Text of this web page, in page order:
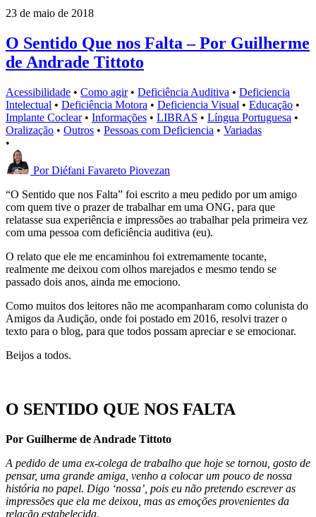
23 de maio de 2018
O Sentido Que nos Falta – Por Guilherme
de Andrade Tittoto
Acessibilidade • Como agir • Deficiência Auditiva • Deficiencia
Intelectual • Deficiência Motora • Deficiencia Visual • Educação •
Implante Coclear • Informações • LIBRAS • Língua Portuguesa •
Oralização • Outros • Pessoas com Deficiencia • Variadas
•
Por Diéfani Favareto Piovezan
“O Sentido que nos Falta” foi escrito a meu pedido por um amigo
com quem tive o prazer de trabalhar em uma ONG, para que
relatasse sua experiência e impressões ao trabalhar pela primeira vez
com uma pessoa com deficiência auditiva (eu).
O relato que ele me encaminhou foi extremamente tocante,
realmente me deixou com olhos marejados e mesmo tendo se
passado dois anos, ainda me emociono.
Como muitos dos leitores não me acompanharam como colunista do
Amigos da Audição, onde foi postado em 2016, resolvi trazer o
texto para o blog, para que todos possam apreciar e se emocionar.
Beijos a todos.
O SENTIDO QUE NOS FALTA
Por Guilherme de Andrade Tittoto
A pedido de uma ex-colega de trabalho que hoje se tornou, gosto de
pensar, uma grande amiga, venho a colocar um pouco de nossa
história no papel. Digo ‘nossa’, pois eu não pretendo escrever as
impressões que ela me deixou, mas as emoções provenientes da
relação estabelecida.